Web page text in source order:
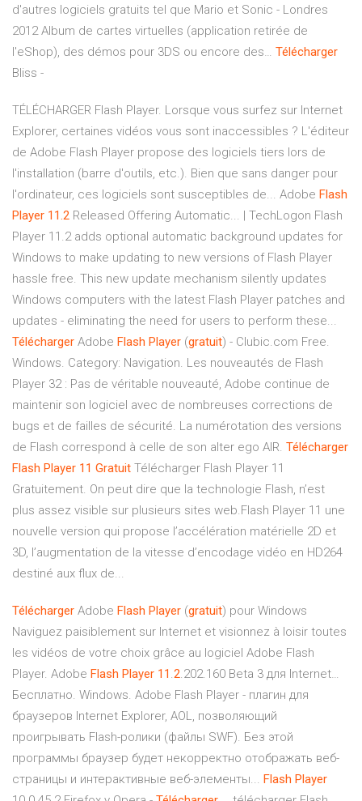
d'autres logiciels gratuits tel que Mario et Sonic - Londres
2012 Album de cartes virtuelles (application retirée de
l'eShop), des démos pour 3DS ou encore des… Télécharger
Bliss -
TÉLÉCHARGER Flash Player. Lorsque vous surfez sur Internet
Explorer, certaines vidéos vous sont inaccessibles ? L'éditeur
de Adobe Flash Player propose des logiciels tiers lors de
l'installation (barre d'outils, etc.). Bien que sans danger pour
l'ordinateur, ces logiciels sont susceptibles de... Adobe Flash
Player 11.2 Released Offering Automatic... | TechLogon Flash
Player 11.2 adds optional automatic background updates for
Windows to make updating to new versions of Flash Player
hassle free. This new update mechanism silently updates
Windows computers with the latest Flash Player patches and
updates - eliminating the need for users to perform these...
Télécharger Adobe Flash Player (gratuit) - Clubic.com Free.
Windows. Category: Navigation. Les nouveautés de Flash
Player 32 : Pas de véritable nouveauté, Adobe continue de
maintenir son logiciel avec de nombreuses corrections de
bugs et de failles de sécurité. La numérotation des versions
de Flash correspond à celle de son alter ego AIR. Télécharger
Flash Player 11 Gratuit Télécharger Flash Player 11
Gratuitement. On peut dire que la technologie Flash, n’est
plus assez visible sur plusieurs sites web.Flash Player 11 une
nouvelle version qui propose l’accélération matérielle 2D et
3D, l’augmentation de la vitesse d’encodage vidéo en HD264
destiné aux flux de...
Télécharger Adobe Flash Player (gratuit) pour Windows
Naviguez paisiblement sur Internet et visionnez à loisir toutes
les vidéos de votre choix grâce au logiciel Adobe Flash
Player. Adobe Flash Player 11 .2.202.160 Beta 3 для Internet…
Бесплатно. Windows. Adobe Flash Player - плагин для
браузеров Internet Explorer, AOL, позволяющий
проигрывать Flash-ролики (файлы SWF). Без этой
программы браузер будет некорректно отображать веб-
страницы и интерактивные веб-элементы... Flash Player